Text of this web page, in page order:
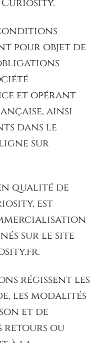
Curiosity.
pour objet de
et opérant
ainsi
dans le
sur
qualité de
est
sur le site
régissent les
les modalités
et de
retours ou